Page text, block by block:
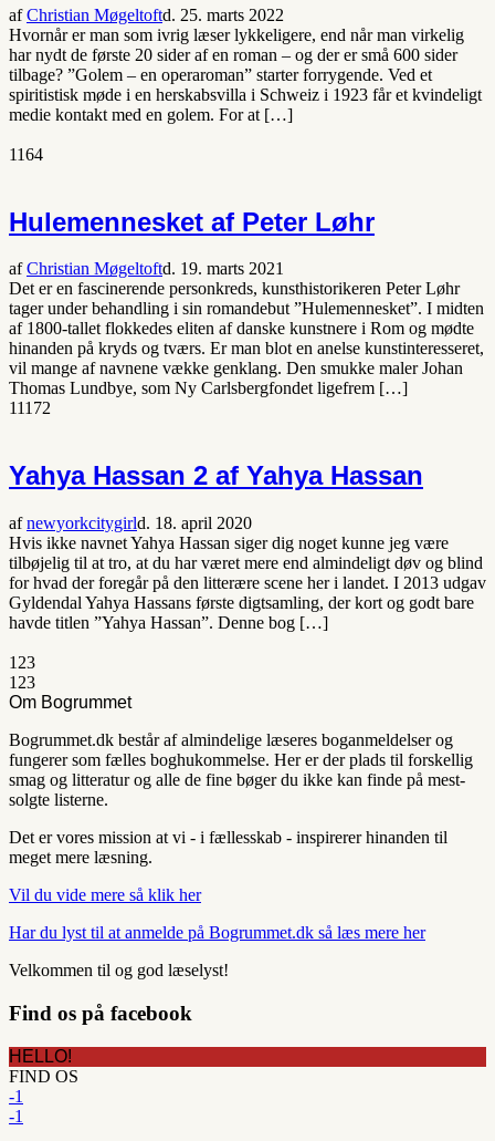
afChristian Møgeltoftd. 25. marts 2022
Hvornår er man som ivrig læser lykkeligere, end når man virkelig
har nydt de første 20 sider af en roman – og der er små 600 sider
tilbage? ”Golem – en operaroman” starter forrygende. Ved et
spiritistisk møde i en herskabsvilla i Schweiz i 1923 får et kvindeligt
medie kontakt med en golem. For at […]
1164
Hulemennesket af Peter Løhr
afChristian Møgeltoftd. 19. marts 2021
Det er en fascinerende personkreds, kunsthistorikeren Peter Løhr
tager under behandling i sin romandebut ”Hulemennesket”. I midten
af 1800-tallet flokkedes eliten af danske kunstnere i Rom og mødte
hinanden på kryds og tværs. Er man blot en anelse kunstinteresseret,
vil mange af navnene vække genklang. Den smukke maler Johan
Thomas Lundbye, som Ny Carlsbergfondet ligefrem […]
11172
Yahya Hassan 2 af Yahya Hassan
afnewyorkcitygirld. 18. april 2020
Hvis ikke navnet Yahya Hassan siger dig noget kunne jeg være
tilbøjelig til at tro, at du har været mere end almindeligt døv og blind
for hvad der foregår på den litterære scene her i landet. I 2013 udgav
Gyldendal Yahya Hassans første digtsamling, der kort og godt bare
havde titlen ”Yahya Hassan”. Denne bog […]
1 23
1 23
Om Bogrummet
Bogrummet.dk består af almindelige læseres boganmeldelser og
fungerer som fælles boghukommelse. Her er der plads til forskellig
smag og litteratur og alle de fine bøger du ikke kan finde på mest-
solgte listerne.
Det er vores mission at vi - i fællesskab - inspirerer hinanden til
meget mere læsning.
Vil du vide mere så klik her
Har du lyst til at anmelde på Bogrummet.dk så læs mere her
Velkommen til og god læselyst!
Find os på facebook
HELLO!
FIND OS
-1
-1